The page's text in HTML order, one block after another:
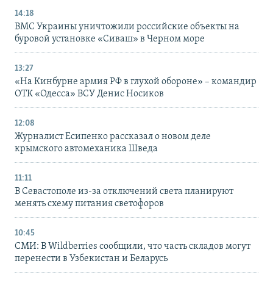
14:18
ВМС Украины уничтожили российские объекты на
буровой установке «Сиваш» в Черном море
13:27
«На Кинбурне армия РФ в глухой обороне» – командир
ОТК «Одесса» ВСУ Денис Носиков
12:08
Журналист Есипенко рассказал о новом деле
крымского автомеханика Шведа
11:11
В Севастополе из-за отключений света планируют
менять схему питания светофоров
10:45
СМИ: В Wildberries сообщили, что часть складов могут
перенести в Узбекистан и Беларусь